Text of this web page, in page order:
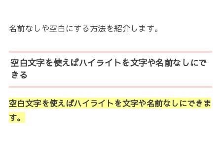
名前なしや空白にする方法を紹介します。
空白文字を使えばハイライトを文字や名前なしにで
きる
空白文字を使えばハイライトを文字や名前なしにできま
す。